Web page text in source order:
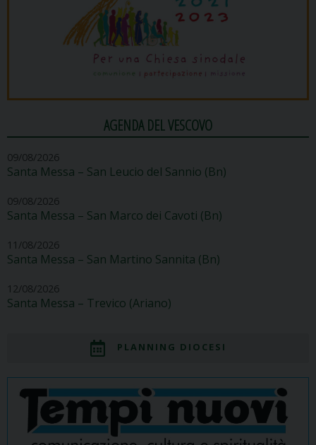
AGENDA DEL VESCOVO
09/08/2026
Santa Messa – San Leucio del Sannio (Bn)
09/08/2026
Santa Messa – San Marco dei Cavoti (Bn)
11/08/2026
Santa Messa – San Martino Sannita (Bn)
12/08/2026
Santa Messa – Trevico (Ariano)
PLANNING DIOCESI